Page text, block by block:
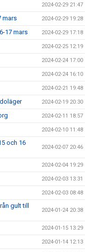
2024-02-29 21:47
mars 2024-02-29 19:28
17 mars 2024-02-29 17:18
2024-02-25 12:19
2024-02-24 17:00
2024-02-24 16:10
2024-02-21 19:48
2024-02-19 20:30
2024-02-11 18:57
2024-02-10 11:48
och 16
2024-02-07 20:46
2024-02-04 19:29
2024-02-03 13:31
2024-02-03 08:48
gult till
2024-01-24 20:38
2024-01-15 13:29
2024-01-14 12:13